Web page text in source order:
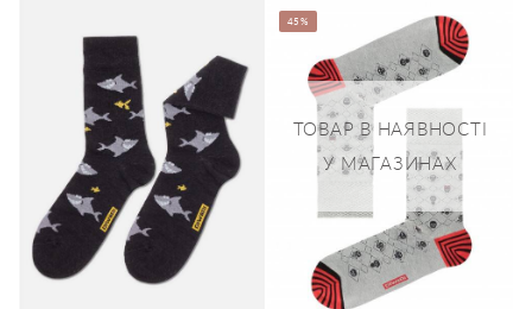
ТОВАР В НАЯВНОСТІ
У МАГАЗИНАХ
45%